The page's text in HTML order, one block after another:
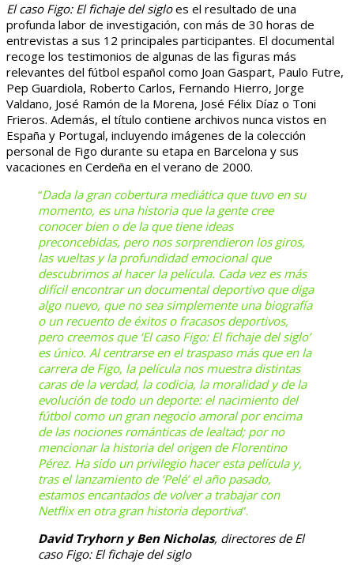
El caso Figo: El fichaje del sigloes el resultado de una
profunda labor de investigación, con más de 30 horas de
entrevistas a sus 12 principales participantes. El documental
recoge los testimonios de algunas de las figuras más
relevantes del fútbol español como Joan Gaspart, Paulo Futre,
Pep Guardiola, Roberto Carlos, Fernando Hierro, Jorge
Valdano, José Ramón de la Morena, José Félix Díaz o Toni
Frieros. Además, el título contiene archivos nunca vistos en
España y Portugal, incluyendo imágenes de la colección
personal de Figo durante su etapa en Barcelona y sus
vacaciones en Cerdeña en el verano de 2000.
“Dada la gran cobertura mediática que tuvo en su
momento, es una historia que la gente cree
conocer bien o de la que tiene ideas
preconcebidas, pero nos sorprendieron los giros,
las vueltas y la profundidad emocional que
descubrimos al hacer la película. Cada vez es más
difícil encontrar un documental deportivo que diga
algo nuevo, que no sea simplemente una biografía
o un recuento de éxitos o fracasos deportivos,
pero creemos que ‘El caso Figo: El fichaje del siglo’
es único. Al centrarse en el traspaso más que en la
carrera de Figo, la película nos muestra distintas
caras de la verdad, la codicia, la moralidad y de la
evolución de todo un deporte: el nacimiento del
fútbol como un gran negocio amoral por encima
de las nociones románticas de lealtad; por no
mencionar la historia del origen de Florentino
Pérez. Ha sido un privilegio hacer esta película y,
tras el lanzamiento de ‘Pelé’ el año pasado,
estamos encantados de volver a trabajar con
Netflix en otra gran historia deportiva”.
David Tryhorn y Ben Nicholas, directores de El
caso Figo: El fichaje del siglo